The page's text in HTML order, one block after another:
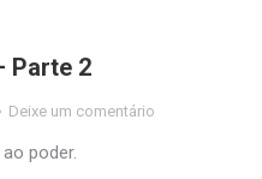
Parte 2
Deixe um comentário
poder.